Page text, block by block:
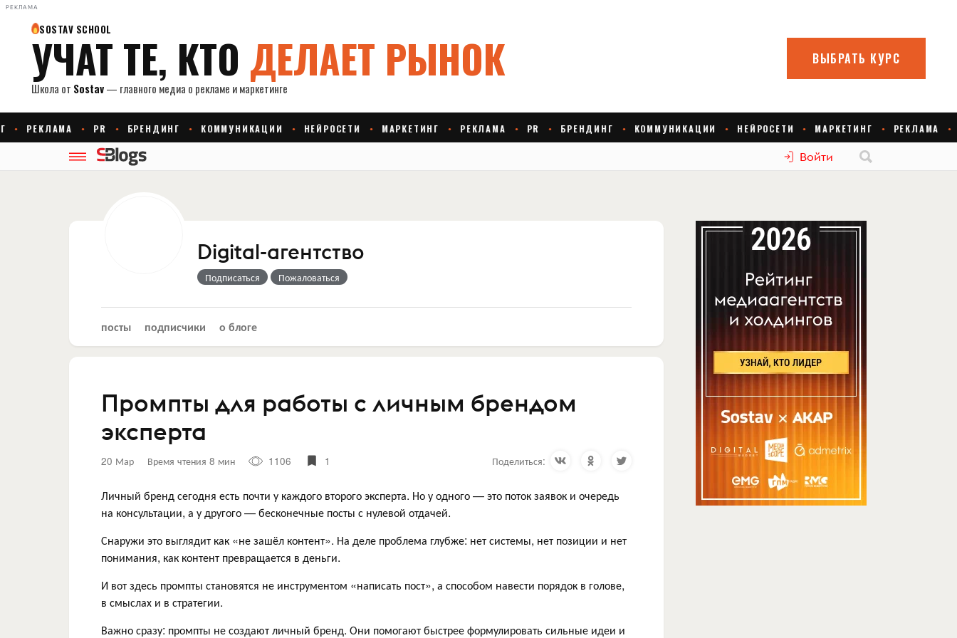
РЕКЛАМА
Войти
Digital-агентство
Подписаться Пожаловаться
посты подписчики о блоге
Промпты для работы с личным брендом
эксперта
20 Мар Время чтения 8 мин 1106 1 Поделиться:
Личный бренд сегодня есть почти у каждого второго эксперта. Но у одного — это поток заявок и очередь
на консультации, а у другого — бесконечные посты с нулевой отдачей.
Снаружи это выглядит как «не зашёл контент». На деле проблема глубже: нет системы, нет позиции и нет
понимания, как контент превращается в деньги.
И вот здесь промпты становятся не инструментом «написать пост», а способом навести порядок в голове,
в смыслах и в стратегии.
Важно сразу: промпты не создают личный бренд. Они помогают быстрее формулировать сильные идеи и